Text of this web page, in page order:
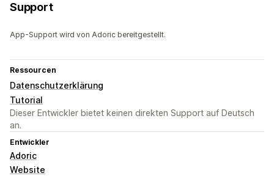
Support
App-Support wird von Adoric bereitgestellt.
Ressourcen
Datenschutzerklärung
Tutorial
Dieser Entwickler bietet keinen direkten Support auf Deutsch
an.
Entwickler
Adoric
Website